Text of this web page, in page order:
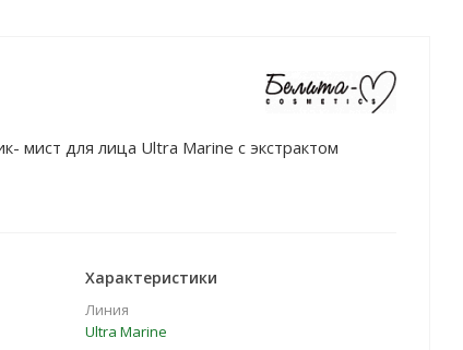
мист для лица Ultra Marinе с экстрактом
Характеристики
Линия
Ultra Marinе